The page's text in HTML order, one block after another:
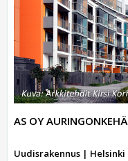
AS OY AURINGONKEHÄ
Uudisrakennus | Helsinki